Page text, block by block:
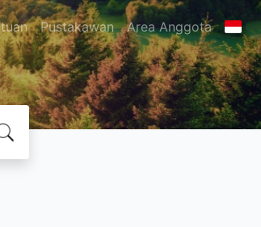
Pustakawan Area Anggota